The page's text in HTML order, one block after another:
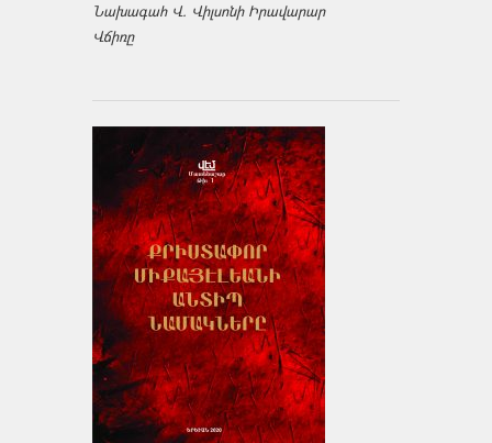
Նախագահ Վ. Վիլսոնի Իրավարար
Վճիռը